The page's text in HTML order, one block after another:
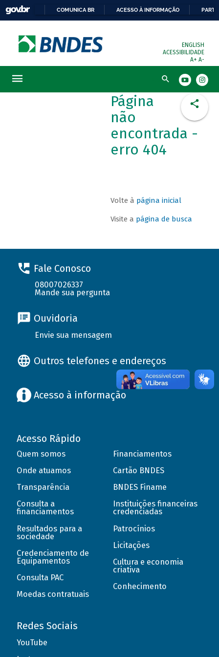
COMUNICA BR ACESSO À INFORMAÇÃO
ENGLISH
ACESSIBILIDADE
A+ A-
Busca
Página
não
encontrada -
erro 404
Volte à página inicial
Visite a página de busca
Fale Conosco
08007026337
Mande sua pergunta
Ouvidoria
Envie sua mensagem
Outros telefones e endereços
Acesso à informação
Acesso Rápido
Quem somos
Onde atuamos
Transparência
Consulta a
financiamentos
Resultados para a
sociedade
Credenciamento de
Equipamentos
Consulta PAC
Moedas contratuais
Financiamentos
Cartão BNDES
BNDES Finame
Instituições financeiras
credenciadas
Patrocínios
Licitações
Cultura e economia
criativa
Conhecimento
Redes Sociais
YouTube